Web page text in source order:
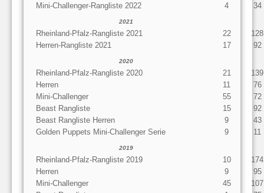
Mini-Challenger-Rangliste 2022
4 34
2021
Rheinland-Pfalz-Rangliste 2021 22
128
Herren-Rangliste 2021
17 92
2020
Rheinland-Pfalz-Rangliste 2020 21
139
Herren
11
76
Mini-Challenger
55
72
Beast Rangliste
15
92
Beast Rangliste Herren
9
43
Golden Puppets Mini-Challenger Serie
9 11
2019
Rheinland-Pfalz-Rangliste 2019 10
174
Herren
9
95
Mini-Challenger
45
107